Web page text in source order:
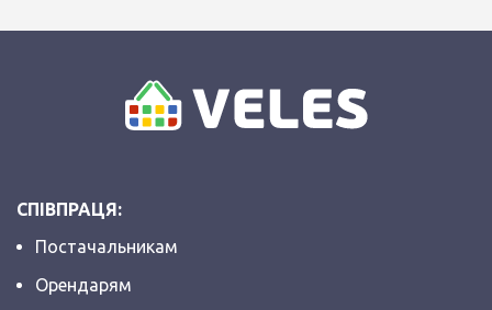
СПІВПРАЦЯ:
Постачальникам
Орендарям